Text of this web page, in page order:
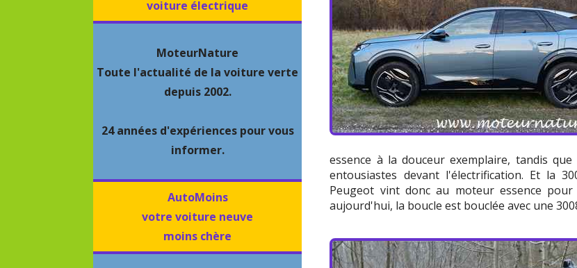
voiture électrique
MoteurNature
Toute l'actualité de la voiture verte
depuis 2002.
24 années d'expériences pour vous
informer.
AutoMoins
votre voiture neuve
moins chère
essence à la douceur exemplaire, tandis
entousiastes devant l'électrification. Et la
Peugeot vint donc au moteur essence pour
aujourd'hui, la boucle est bouclée avec une